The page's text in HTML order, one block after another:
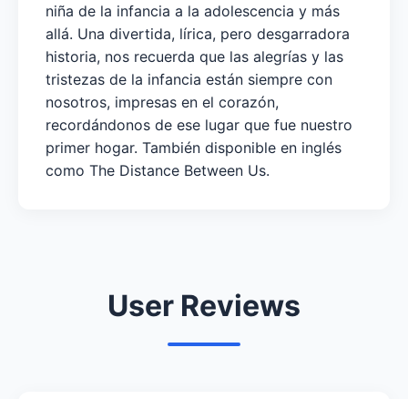
niña de la infancia a la adolescencia y más
allá. Una divertida, lírica, pero desgarradora
historia, nos recuerda que las alegrías y las
tristezas de la infancia están siempre con
nosotros, impresas en el corazón,
recordándonos de ese lugar que fue nuestro
primer hogar. También disponible en inglés
como The Distance Between Us.
User Reviews